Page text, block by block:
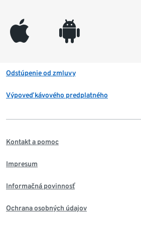
appleinc android
Odstúpenie od zmluvy
Výpoveď kávového predplatného
Kontakt a pomoc
Impresum
Informačná povinnosť
Ochrana osobných údajov